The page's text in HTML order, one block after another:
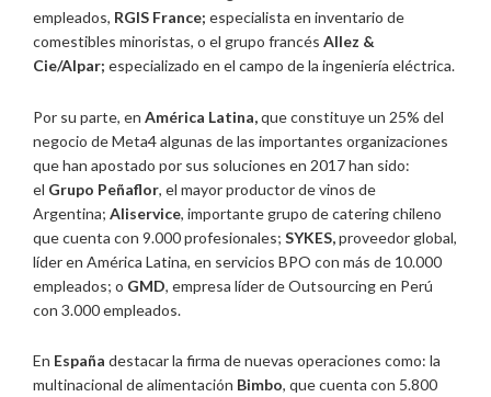
empleados, RGIS France; especialista en inventario de
comestibles minoristas, o el grupo francés Allez &
Cie/Alpar; especializado en el campo de la ingeniería eléctrica.
Por su parte, en América Latina,que constituye un 25% del
negocio de Meta4 algunas de las importantes organizaciones
que han apostado por sus soluciones en 2017 han sido:
el Grupo Peñaflor, el mayor productor de vinos de
Argentina; Aliservice, importante grupo de catering chileno
que cuenta con 9.000 profesionales; SYKES,proveedor global,
líder en América Latina, en servicios BPO con más de 10.000
empleados; o GMD, empresa líder de Outsourcing en Perú
con 3.000 empleados.
En España destacar la firma de nuevas operaciones como: la
multinacional de alimentación Bimbo, que cuenta con 5.800